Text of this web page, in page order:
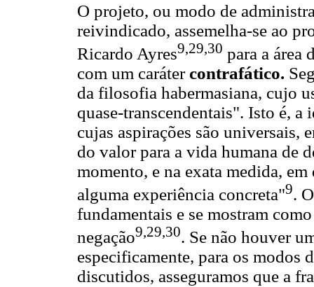
O projeto, ou modo de
reivindicado, assemelha-se ao
Ricardo Ayres9,29,30 para a área
com um carátercontrafático.
da filosofia habermasiana, cujo
quase-transcendentais". Isto é, a
cujas aspirações são universais,
do valor para a vida humana de
momento, e na exata medida,
alguma experiência concreta"9.
fundamentais e se mostram
negação9,29,30. Se não houver
especificamente, para os modos
discutidos, asseguramos que a